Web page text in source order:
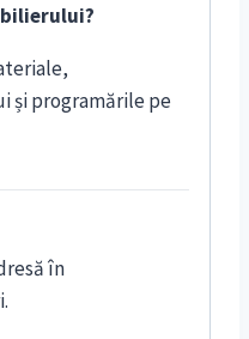
și programările pe
în